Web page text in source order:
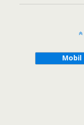
Mobil